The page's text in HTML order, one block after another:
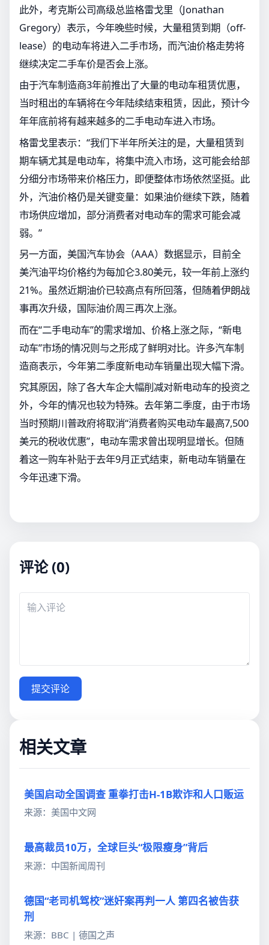
此外，考克斯公司高级总监格雷戈里（Jonathan
Gregory）表示，今年晚些时候，大量租赁到期（off-
lease）的电动车将进入二手市场，而汽油价格走势将
继续决定二手车价是否会上涨。
由于汽车制造商3年前推出了大量的电动车租赁优惠，
当时租出的车辆将在今年陆续结束租赁，因此，预计今
年年底前将有越来越多的二手电动车进入市场。
格雷戈里表示：“我们下半年所关注的是，大量租赁到
期车辆尤其是电动车，将集中流入市场，这可能会给部
分细分市场带来价格压力，即便整体市场依然坚挺。此
外，汽油价格仍是关键变量：如果油价继续下跌，随着
市场供应增加，部分消费者对电动车的需求可能会减
弱。”
另一方面，美国汽车协会（AAA）数据显示，目前全
美汽油平均价格约为每加仑3.80美元，较一年前上涨约
21%。虽然近期油价已较高点有所回落，但随着伊朗战
事再次升级，国际油价周三再次上涨。
而在“二手电动车”的需求增加、价格上涨之际，“新电
动车”市场的情况则与之形成了鲜明对比。许多汽车制
造商表示，今年第二季度新电动车销量出现大幅下滑。
究其原因，除了各大车企大幅削减对新电动车的投资之
外，今年的情况也较为特殊。去年第二季度，由于市场
当时预期川普政府将取消“消费者购买电动车最高7,500
美元的税收优惠”，电动车需求曾出现明显增长。但随
着这一购车补贴于去年9月正式结束，新电动车销量在
今年迅速下滑。
评论 (0)
提交评论
相关文章
美国启动全国调查 重拳打击H-1B欺诈和人口贩运
来源：美国中文网
最高裁员10万，全球巨头“极限瘦身”背后
来源：中国新闻周刊
德国“老司机驾校”迷奸案再判一人 第四名被告获
刑
来源：BBC | 德国之声